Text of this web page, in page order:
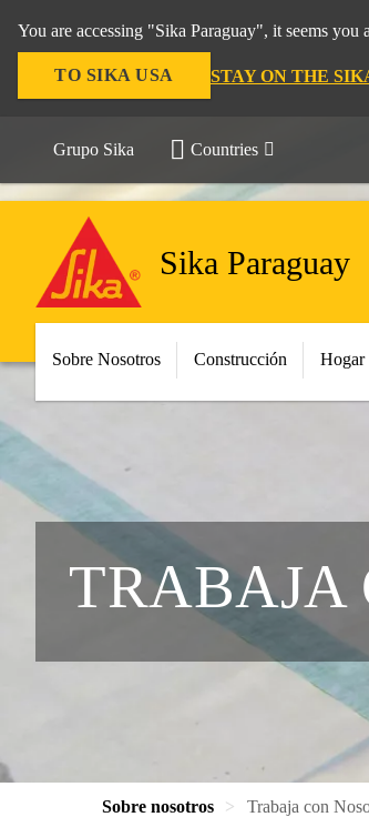
You are accessing "Sika Paraguay", it seems
TO SIKA USA STAY ON THE
Grupo Sika Countries
Sika Paraguay
Sobre Nosotros Construcción Hogar
TRABAJA
Sobre nosotros Trabaja con